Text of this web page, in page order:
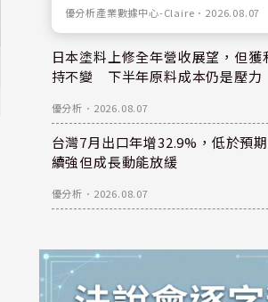
優分析產業數據中心-Claire ． 2026.08.07
日本塗料上修全年營收展望，但獲
持不變 下半年原料成本仍是壓力
優分析 ． 2026.08.07
台灣7月出口年增32.9%，低於預
續強但成長動能放緩
優分析 ． 2026.08.07